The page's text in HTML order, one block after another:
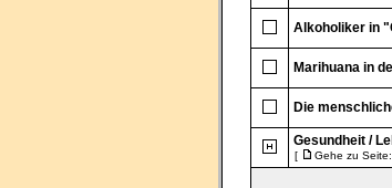
Alkoholiker in
Marihuana in
Die
Gesundheit /
[ Gehe zu Seite: